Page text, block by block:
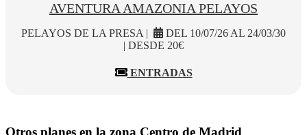
AVENTURA AMAZONIA PELAYOS
PELAYOS DE LA PRESA |
DEL 10/07/26 AL 24/03/30
| DESDE 20€
ENTRADAS
Otros planes en la zona Centro de Madrid